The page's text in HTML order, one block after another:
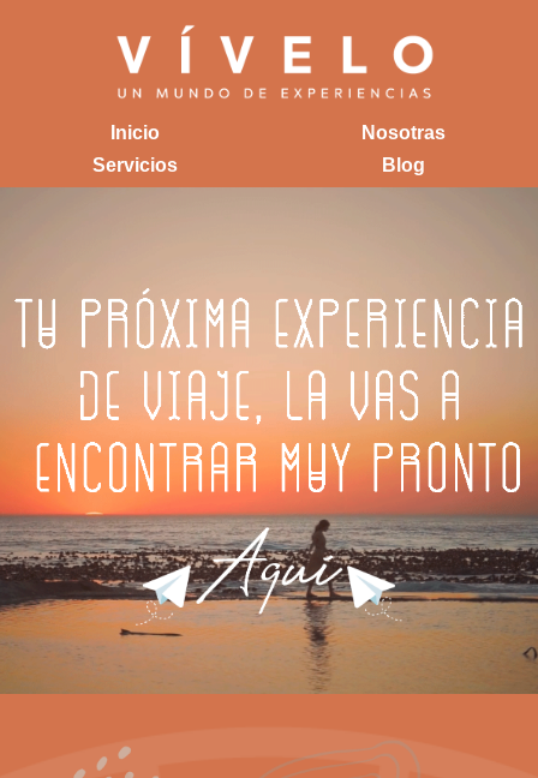
Inicio
Nosotras
Servicios
Blog